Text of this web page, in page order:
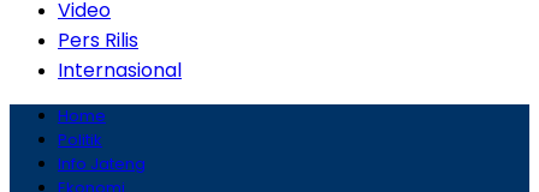
Video
Pers Rilis
Internasional
Home
Politik
Info Jateng